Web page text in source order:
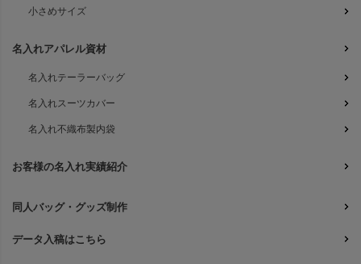
小さめサイズ
名入れアパレル資材
名入れテーラーバッグ
名入れスーツカバー
名入れ不織布製内袋
お客様の名入れ実績紹介
同人バッグ・グッズ制作
データ入稿はこちら